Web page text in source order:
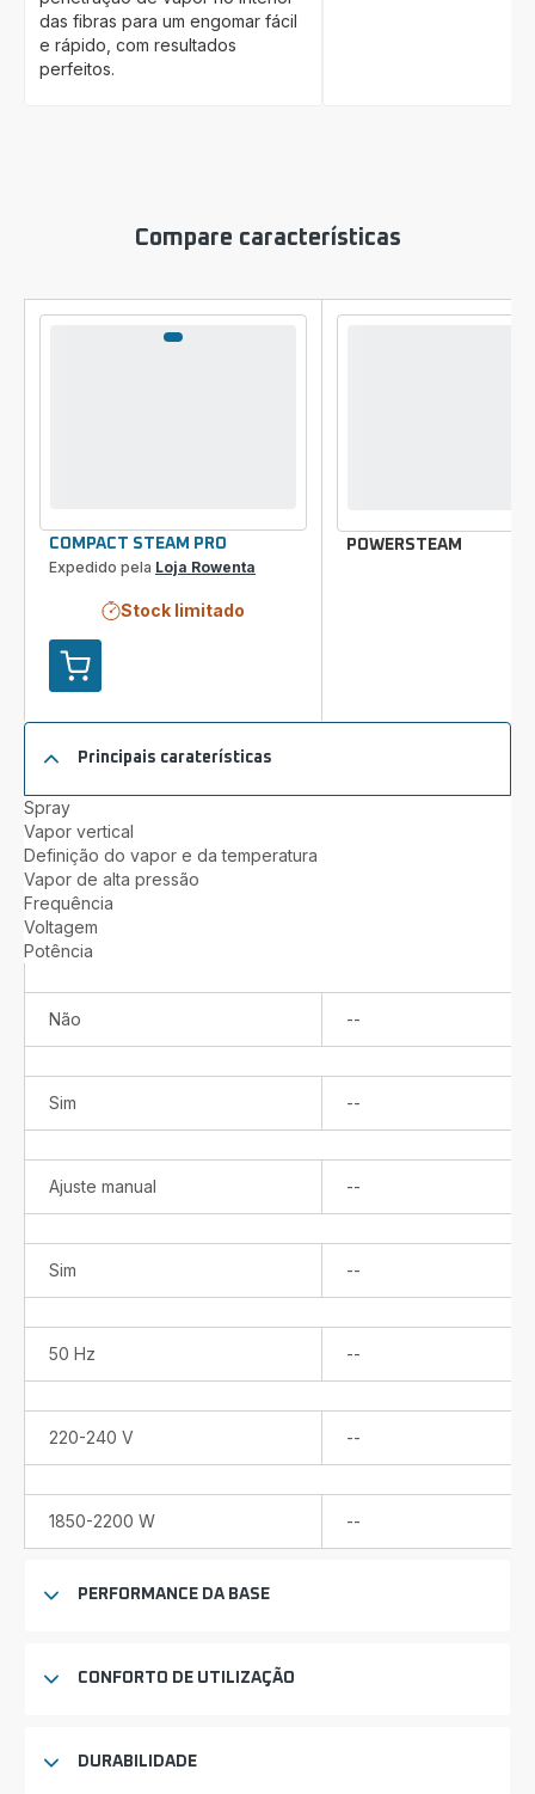
das fibras para um engomar fácil
e rápido, com resultados
perfeitos.
Compare características
Adicionar
carrinho
COMPACT
STEAM
PRO
COMPACT STEAM PRO
Expedido pela Loja Rowenta
Stock limitado
POWERSTEAM
Principais caraterísticas
Spray
Vapor vertical
Definição do vapor e da temperatura
Vapor de alta pressão
Frequência
Voltagem
Potência
Não --
disponível
Sim --
disponível
Ajuste manual --
disponível
Sim --
disponível
50 Hz --
disponível
220-240 V --
disponível
1850-2200 W --
disponível
PERFORMANCE DA BASE
CONFORTO DE UTILIZAÇÃO
DURABILIDADE